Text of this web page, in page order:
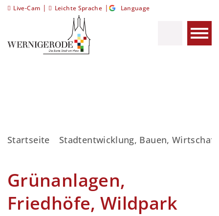
Live-Cam | Leichte Sprache | Language
Startseite Stadtentwicklung, Bauen, Wirtschaft
Grünanlagen,
Friedhöfe, Wildpark